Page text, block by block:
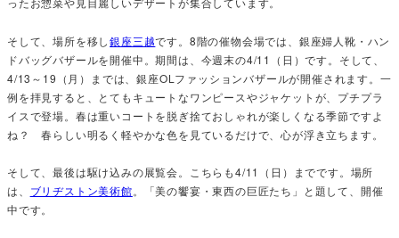
そして、場所を移し銀座三越です。8階の催物会場では、銀座婦人靴・ハン
ドバッグバザールを開催中。期間は、今週末の4/11（日）です。そして、
4/13～19（月）までは、銀座OLファッションバザールが開催されます。一
例を拝見すると、とてもキュートなワンピースやジャケットが、プチプラ
イスで登場。春は重いコートを脱ぎ捨ておしゃれが楽しくなる季節ですよ
ね？ 春らしい明るく軽やかな色を見ているだけで、心が浮き立ちます。
そして、最後は駆け込みの展覧会。こちらも4/11（日）までです。場所
は、 ブリヂストン美術館。「美の饗宴・東西の巨匠たち」と題して、開催
中です。